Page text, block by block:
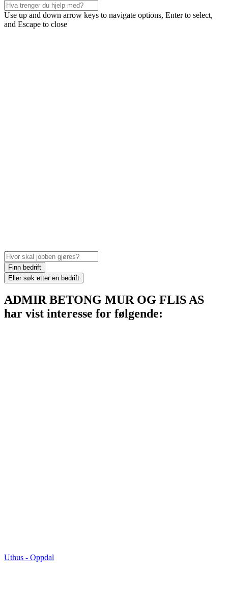
Use up and down arrow keys to navigate options, Enter to select,
and Escape to close
Finn bedrift
Eller søk etter en bedrift
ADMIR BETONG MUR OG FLIS AS
har vist interesse for følgende:
Uthus - Oppdal